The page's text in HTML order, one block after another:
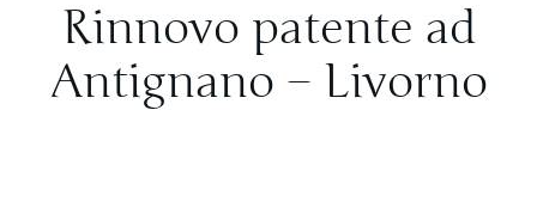
Rinnovo patente ad
Antignano – Livorno